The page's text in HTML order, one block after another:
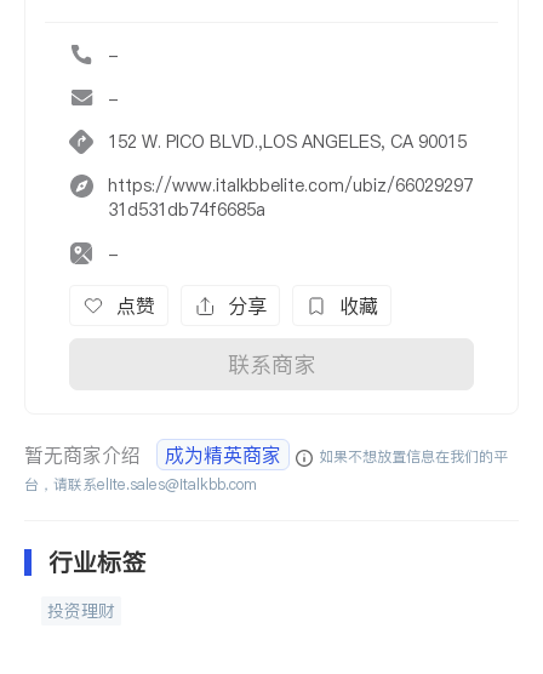
-
-
152 W. PICO BLVD.,LOS ANGELES, CA 90015
https://www.italkbbelite.com/ubiz/66029297
31d531db74f6685a
-
点赞 分享 收藏
联系商家
暂无商家介绍 成为精英商家
如果不想放置信息在我们的平
台，请联系elite.sales@italkbb.com
行业标签
投资理财